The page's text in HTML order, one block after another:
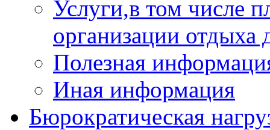
Услуги,в том числе
организации отдыха
Полезная
Иная информация
Бюрократическая